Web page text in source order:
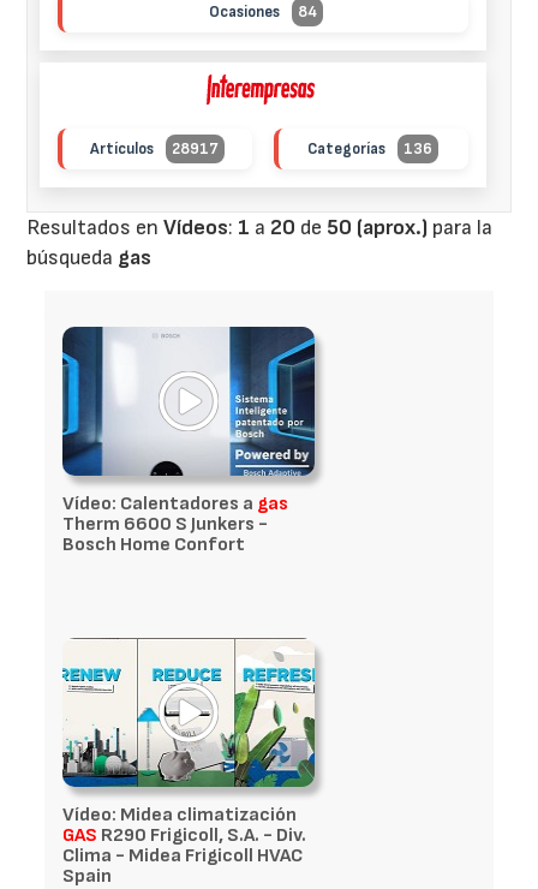
Ocasiones 84
Artículos 28917 Categorías 136
Resultados enVídeos: 1 a 20 de 50 (aprox.) para la
búsqueda gas
Vídeo: Calentadores a gas
Therm 6600 S Junkers -
Bosch Home Confort
Vídeo: Midea climatización
GAS R290 Frigicoll, S.A. - Div.
Clima - Midea Frigicoll HVAC
Spain